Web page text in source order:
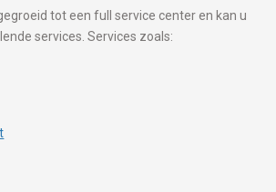
tot een full service center en kan u
services. Services zoals: